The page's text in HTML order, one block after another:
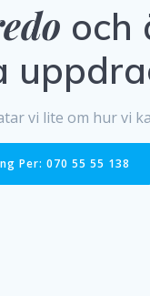
och
vi lite om hur vi
Per: 070 55 55 138